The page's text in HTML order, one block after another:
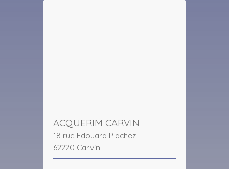
ACQUERIM CARVIN
18 rue Edouard Plachez
62220 Carvin